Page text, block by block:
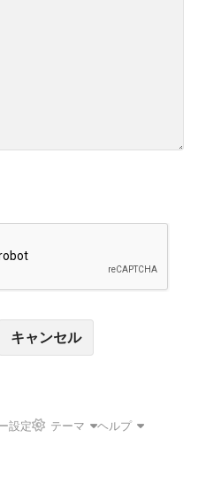
キャンセル
設定 テーマ
ヘルプ